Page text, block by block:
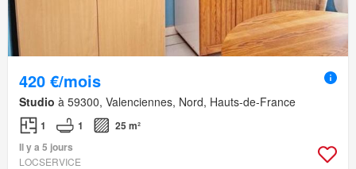
420 €/mois
Studio à 59300, Valenciennes, Nord, Hauts-de-France
1 1
25 m²
Il y a 5 jours
LOCSERVICE